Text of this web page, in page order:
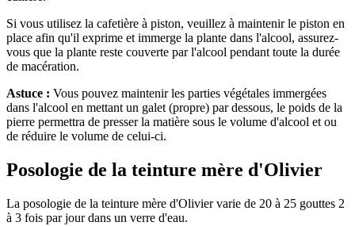
Si vous utilisez la cafetière à piston, veuillez à maintenir le piston en
place afin qu'il exprime et immerge la plante dans l'alcool, assurez-
vous que la plante reste couverte par l'alcool pendant toute la durée
de macération.
Astuce : Vous pouvez maintenir les parties végétales immergées
dans l'alcool en mettant un galet (propre) par dessous, le poids de la
pierre permettra de presser la matière sous le volume d'alcool et ou
de réduire le volume de celui-ci.
Posologie de la teinture mère d'Olivier
La posologie de la teinture mère d'Olivier varie de 20 à 25 gouttes 2
à 3 fois par jour dans un verre d'eau.